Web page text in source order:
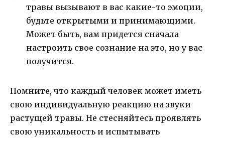
травы вызывают в вас какие-то эмоции,
будьте открытыми и принимающими.
Может быть, вам придется сначала
настроить свое сознание на это, но у вас
получится.
Помните, что каждый человек может иметь
свою индивидуальную реакцию на звуки
растущей травы. Не стесняйтесь проявлять
свою уникальность и испытывать